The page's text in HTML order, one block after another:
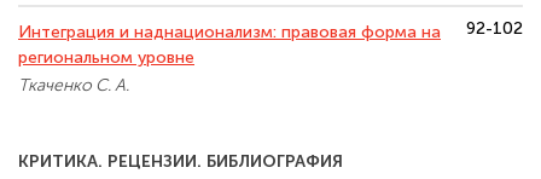
Интеграция и наднационализм: правовая форма на
региональном уровне
Ткаченко С. А.
92-102
КРИТИКА. РЕЦЕНЗИИ. БИБЛИОГРАФИЯ